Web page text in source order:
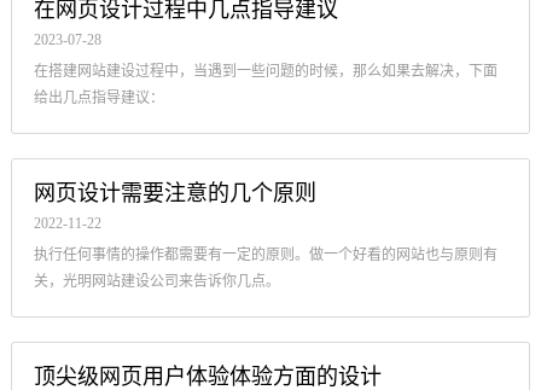
在网页设计过程中几点指导建议
2023-07-28
在搭建网站建设过程中，当遇到一些问题的时候，那么如果去解决，下面
给出几点指导建议：
网页设计需要注意的几个原则
2022-11-22
执行任何事情的操作都需要有一定的原则。做一个好看的网站也与原则有
关，光明网站建设公司来告诉你几点。
顶尖级网页用户体验体验方面的设计